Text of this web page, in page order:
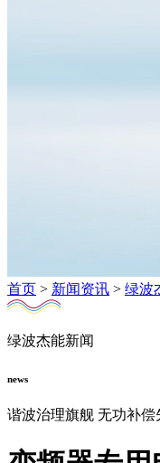
首页 > 新闻资讯 > 绿波
绿波杰能新闻
news
谐波治理旗舰 无功补